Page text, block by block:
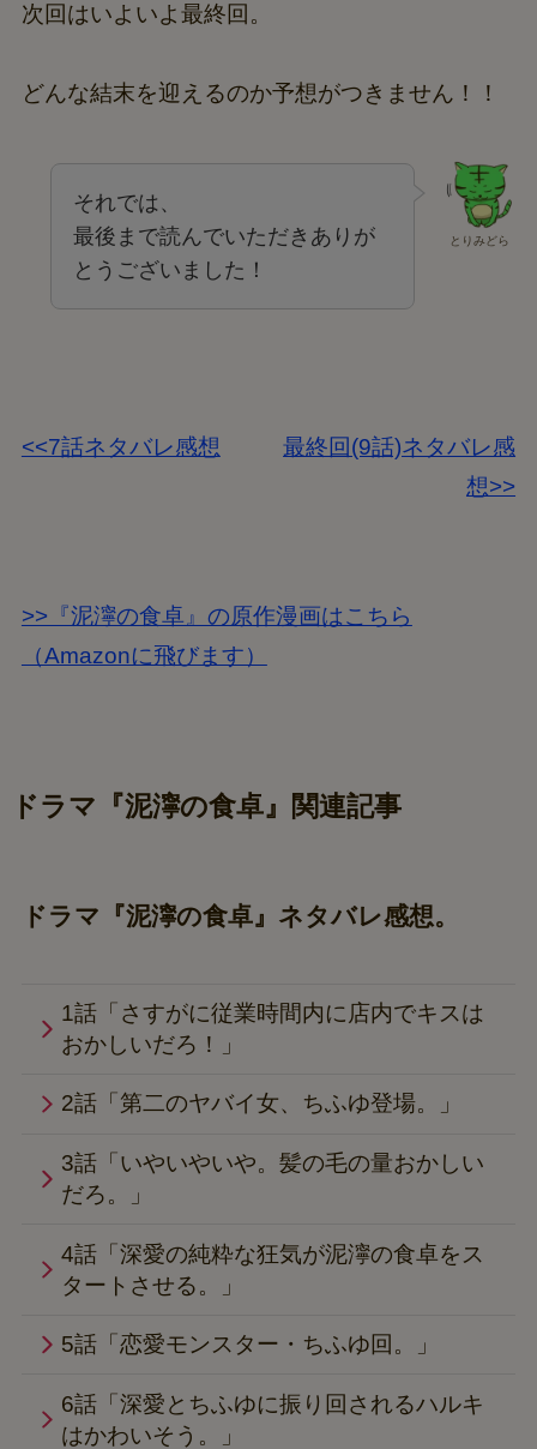
次回はいよいよ最終回。
どんな結末を迎えるのか予想がつきません！！
とりみどら
それでは、
最後まで読んでいただきありが
とうございました！
<<7話ネタバレ感想
最終回(9話)ネタバレ感
想>>
>>『泥濘の食卓』の原作漫画はこちら
（Amazonに飛びます）
ドラマ『泥濘の食卓』関連記事
ドラマ『泥濘の食卓』ネタバレ感想。
1話「さすがに従業時間内に店内でキスは
おかしいだろ！」
2話「第二のヤバイ女、ちふゆ登場。」
3話「いやいやいや。髪の毛の量おかしい
だろ。」
4話「深愛の純粋な狂気が泥濘の食卓をス
タートさせる。」
5話「恋愛モンスター・ちふゆ回。」
6話「深愛とちふゆに振り回されるハルキ
はかわいそう。」